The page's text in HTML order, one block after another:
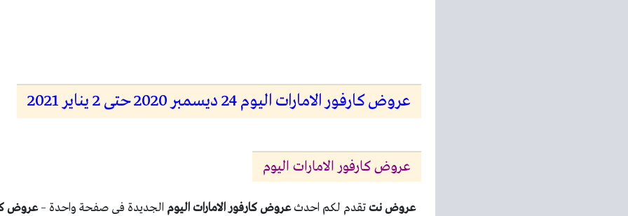
عروض كارفور الامارات اليوم 24 ديسمبر 2020 حتى 2 يناير 2021
عروض كارفور الامارات اليوم
عروض نتتقدم لكم احدثعروض كارفور الامارات اليوم الجديدة فى صفحة واحدة –عروض